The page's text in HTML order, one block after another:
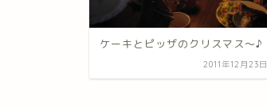
ケーキとピッザのクリスマス～♪
2011年12月23日